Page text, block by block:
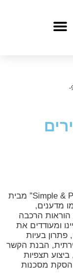
Simple &” מבית
מדענים,
הוראות הרכבה
ומעודדים את
בעיות
הבנת הקשר
ביצוע תצפיות
הסקת מסכנות